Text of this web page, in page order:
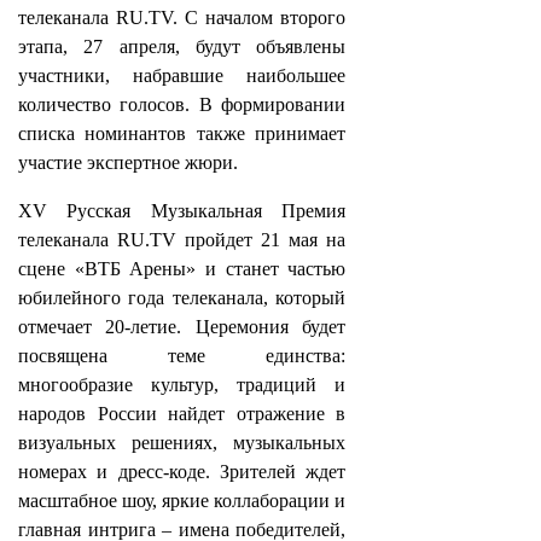
телеканала RU.TV. С началом второго
этапа, 27 апреля, будут объявлены
участники, набравшие наибольшее
количество голосов. В формировании
списка номинантов также принимает
участие экспертное жюри.
XV Русская Музыкальная Премия
телеканала RU.TV пройдет 21 мая на
сцене «ВТБ Арены» и станет частью
юбилейного года телеканала, который
отмечает 20-летие. Церемония будет
посвящена теме единства:
многообразие культур, традиций и
народов России найдет отражение в
визуальных решениях, музыкальных
номерах и дресс-коде. Зрителей ждет
масштабное шоу, яркие коллаборации и
главная интрига – имена победителей,